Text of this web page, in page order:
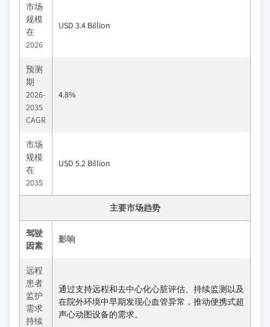
市场
规模
在
2026
USD 3.4 Billion
预测
期
2026-
2035
CAGR
4.8%
市场
规模
在
2035
USD 5.2 Billion
主要市场趋势
驾驶
因素
影响
远程
患者
监护
需求
持续
通过支持远程和去中心化心脏评估、持续监测以及
在院外环境中早期发现心血管异常，推动便携式超
声心动图设备的需求。